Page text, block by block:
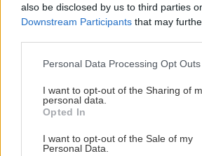
also be disclosed by us to third parties
Downstream Participants that may
Please note that this website/app uses
not limited to your visit or usage
grant or deny consent to Google and its
use your data for below specified
consent section.
Personal Data Processing Opt Outs
I want to opt-out of the Sharing of
personal data.
Opted In
I want to opt-out of the Sale of my
Personal Data.
náter umakartu
umakartové
SÚVISIACE